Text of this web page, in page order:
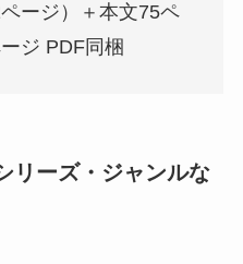
ージ）＋本文75ペ
ジ PDF同梱
リーズ・ジャンルな